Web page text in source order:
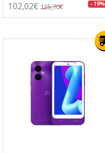
102,02€ 125,70€ - 19%